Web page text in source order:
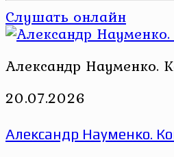
Слушать онлайн
Александр Науменко.
20.07.2026
Александр Науменко.